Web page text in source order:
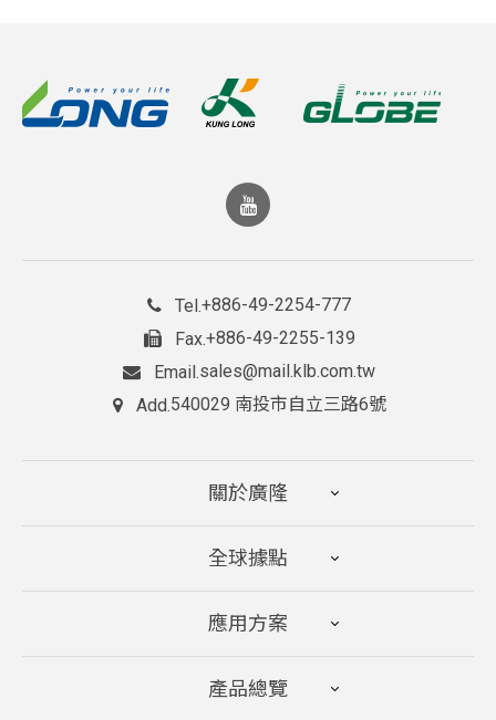
Tel.+886-49-2254-777
Fax.+886-49-2255-139
Email.sales@mail.klb.com.tw
Add.540029 南投市自立三路6號
關於廣隆
全球據點
應用方案
產品總覽